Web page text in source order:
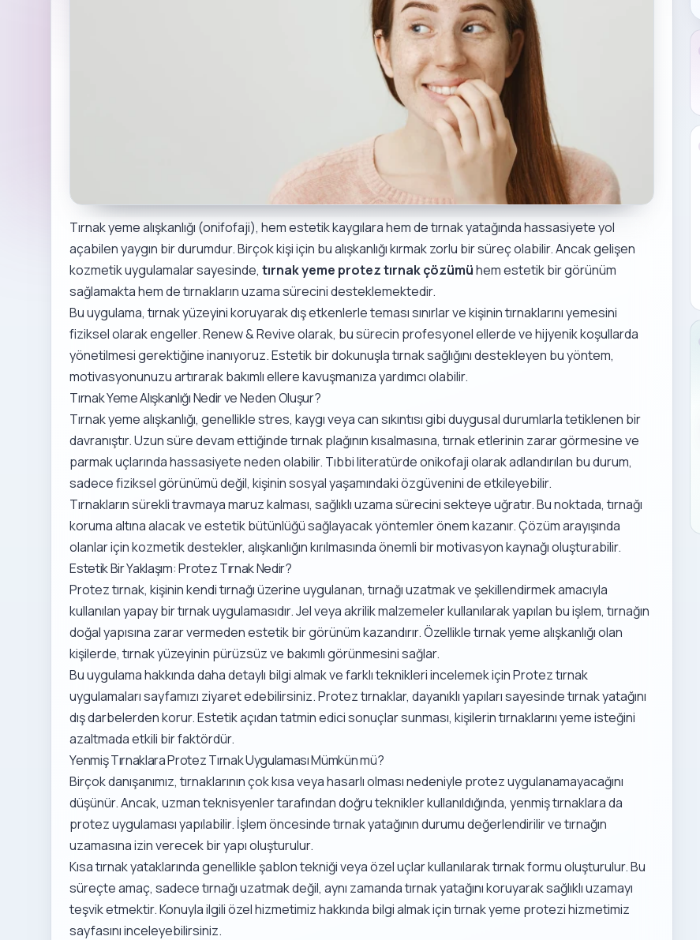
Tırnak yeme alışkanlığı (onifofaji), hem estetik kaygılara hem de tırnak yatağında hassasiyete yol
açabilen yaygın bir durumdur. Birçok kişi için bu alışkanlığı kırmak zorlu bir süreç olabilir. Ancak gelişen
kozmetik uygulamalar sayesinde,tırnak yeme protez tırnak çözümühem estetik bir görünüm
sağlamakta hem de tırnakların uzama sürecini desteklemektedir.
Bu uygulama, tırnak yüzeyini koruyarak dış etkenlerle teması sınırlar ve kişinin tırnaklarını yemesini
fiziksel olarak engeller. Renew & Revive olarak, bu sürecin profesyonel ellerde ve hijyenik koşullarda
yönetilmesi gerektiğine inanıyoruz. Estetik bir dokunuşla tırnak sağlığını destekleyen bu yöntem,
motivasyonunuzu artırarak bakımlı ellere kavuşmanıza yardımcı olabilir.
Tırnak Yeme Alışkanlığı Nedir ve Neden Oluşur?
Tırnak yeme alışkanlığı, genellikle stres, kaygı veya can sıkıntısı gibi duygusal durumlarla tetiklenen bir
davranıştır. Uzun süre devam ettiğinde tırnak plağının kısalmasına, tırnak etlerinin zarar görmesine ve
parmak uçlarında hassasiyete neden olabilir. Tıbbi literatürde onikofaji olarak adlandırılan bu durum,
sadece fiziksel görünümü değil, kişinin sosyal yaşamındaki özgüvenini de etkileyebilir.
Tırnakların sürekli travmaya maruz kalması, sağlıklı uzama sürecini sekteye uğratır. Bu noktada, tırnağı
koruma altına alacak ve estetik bütünlüğü sağlayacak yöntemler önem kazanır. Çözüm arayışında
olanlar için kozmetik destekler, alışkanlığın kırılmasında önemli bir motivasyon kaynağı oluşturabilir.
Estetik Bir Yaklaşım: Protez Tırnak Nedir?
Protez tırnak, kişinin kendi tırnağı üzerine uygulanan, tırnağı uzatmak ve şekillendirmek amacıyla
kullanılan yapay bir tırnak uygulamasıdır. Jel veya akrilik malzemeler kullanılarak yapılan bu işlem, tırnağın
doğal yapısına zarar vermeden estetik bir görünüm kazandırır. Özellikle tırnak yeme alışkanlığı olan
kişilerde, tırnak yüzeyinin pürüzsüz ve bakımlı görünmesini sağlar.
Bu uygulama hakkında daha detaylı bilgi almak ve farklı teknikleri incelemek içinProtez tırnak
uygulamalarısayfamızı ziyaret edebilirsiniz. Protez tırnaklar, dayanıklı yapıları sayesinde tırnak yatağını
dış darbelerden korur. Estetik açıdan tatmin edici sonuçlar sunması, kişilerin tırnaklarını yeme isteğini
azaltmada etkili bir faktördür.
Yenmiş Tırnaklara Protez Tırnak Uygulaması Mümkün mü?
Birçok danışanımız, tırnaklarının çok kısa veya hasarlı olması nedeniyle protez uygulanamayacağını
düşünür. Ancak, uzman teknisyenler tarafından doğru teknikler kullanıldığında, yenmiş tırnaklara da
protez uygulaması yapılabilir. İşlem öncesinde tırnak yatağının durumu değerlendirilir ve tırnağın
uzamasına izin verecek bir yapı oluşturulur.
Kısa tırnak yataklarında genellikle şablon tekniği veya özel uçlar kullanılarak tırnak formu oluşturulur. Bu
süreçte amaç, sadece tırnağı uzatmak değil, aynı zamanda tırnak yatağını koruyarak sağlıklı uzamayı
teşvik etmektir. Konuyla ilgili özel hizmetimiz hakkında bilgi almak içintırnak yeme protezi hizmetimiz
sayfasını inceleyebilirsiniz.